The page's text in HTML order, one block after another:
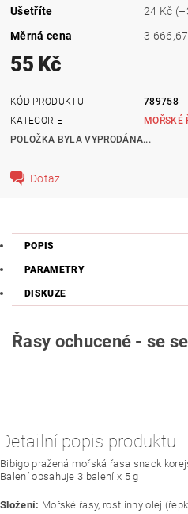
Ušetříte
24 Kč
Měrná cena
3
55 Kč
KÓD PRODUKTU
789758
KATEGORIE
MOŘSKÉ
POLOŽKA BYLA VYPRODÁNA...
Dotaz
POPIS
PARAMETRY
DISKUZE
Řasy ochucené - se
Detailní popis produktu
Bibigo pražená mořská řasa snack
Balení obsahuje 3 balení x 5 g
Složení: Mořské řasy, rostlinný olej